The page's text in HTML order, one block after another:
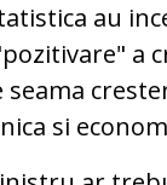
au
a
seama
si